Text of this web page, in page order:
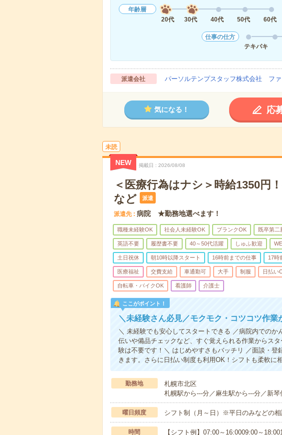
年齢層
20代
30代 40代 50代 60代
仕事の仕方
テキパキ
派遣会社 パーソルテンプスタッフ株式会社 フ
気になる！ 応
未読
NEW 掲載日 2026/08/08
＜医療行為はナシ＞時給1350円
など
派遣
派遣先 病院 ★勤務地選べます！
職種未経験OK 社会人未経験OK ブランクOK 既卒第二
英語不要 履歴書不要 40～50代活躍 しゅふ歓迎
土日祝休 朝10時以降スタート 16時前までの仕事 17時
医療福祉 交費支給 車通勤可 大手 制服 日払い
自転車・バイクOK 看護師 介護士
ここがポイント！
＼未経験さん必見／モクモク・コツコツ作業
＼ 未経験でも安心してスタートできる ／病院内での
伝いや備品チェックなど、すぐ覚えられる作業からス
験は不要です！＼ はじめやすさもバッチリ ／面談・
きます。さらに日払い制度も利用OK！シフトも柔軟に
勤務地
札幌市北区
札幌駅から---分／麻生駅から---分／新
曜日頻度 シフト制（月～日）※平日のみなどの
時間 【シフト例】07:00～16:0009:00～